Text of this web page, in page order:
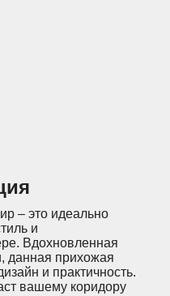
– это идеально
и
Вдохновленная
данная прихожая
и практичность.
вашему коридору